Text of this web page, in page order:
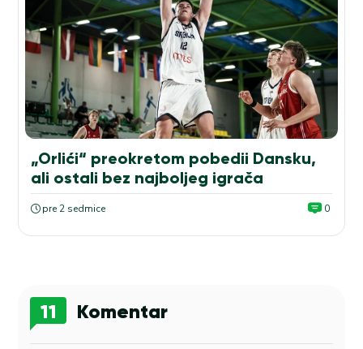
„Orlići“ preokretom pobedii Dansku,
ali ostali bez najboljeg igrača
pre 2 sedmice 0
11 Komentar